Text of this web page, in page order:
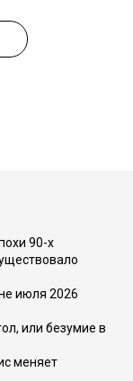
90-х
июля 2026
или безумие в
меняет